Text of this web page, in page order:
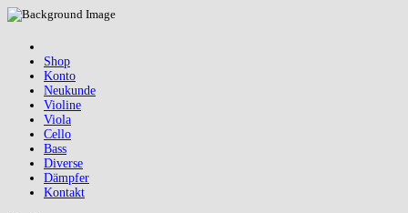
Shop
Konto
Neukunde
Violine
Viola
Cello
Bass
Diverse
Dämpfer
Kontakt